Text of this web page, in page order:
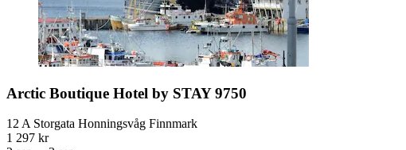
Arctic Boutique Hotel by STAY 9750
12 A Storgata Honningsvåg Finnmark
1 297 kr